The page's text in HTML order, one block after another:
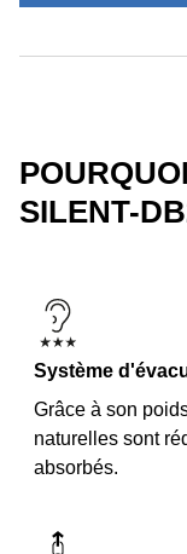
SILENT-
Système
Grâce à son
naturelles sont
absorbés.